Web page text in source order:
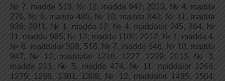
№ 7, maddə 519, № 12, maddə 947; 2010, № 4, maddə
276, № 6, maddə 485, № 10, maddə 840, № 11, maddə
939; 2011, № 1, maddə 12, № 4, maddələr 245, 264, №
11, maddə 985, № 12, maddə 1100; 2012, № 1, maddə 4,
№ 6, maddələr 508, 518, № 7, maddə 646, № 10, maddə
947, № 12, maddələr 1216, 1227, 1229; 2013, № 3,
maddə 213, № 5, maddə 474, № 11, maddələr 1269,
1279, 1299, 1301, 1308, № 12, maddələr 1485, 1504;